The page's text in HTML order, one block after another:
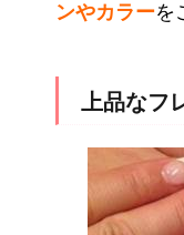
ンやカラーを
上品なフ